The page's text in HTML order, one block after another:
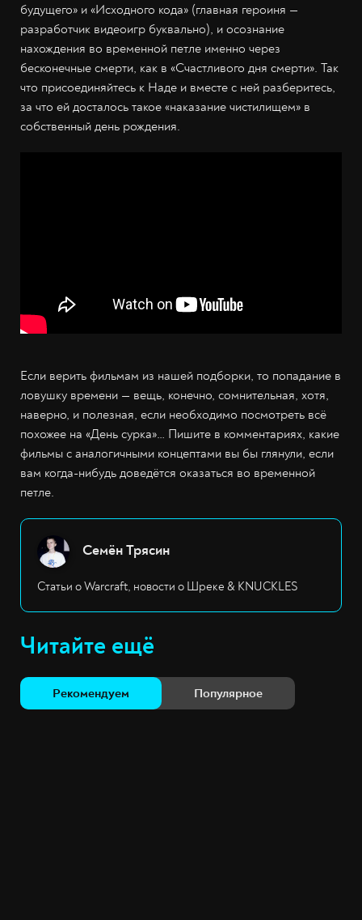
будущего» и «Исходного кода» (главная героиня —
разработчик видеоигр буквально), и осознание
нахождения во временной петле именно через
бесконечные смерти, как в «Счастливого дня смерти». Так
что присоединяйтесь к Наде и вместе с ней разберитесь,
за что ей досталось такое «наказание чистилищем» в
собственный день рождения.
Если верить фильмам из нашей подборки, то попадание в
ловушку времени — вещь, конечно, сомнительная, хотя,
наверно, и полезная, если необходимо посмотреть всё
похожее на «День сурка»… Пишите в комментариях, какие
фильмы с аналогичными концептами вы бы глянули, если
вам когда-нибудь доведётся оказаться во временной
петле.
Семён Трясин
Статьи о Warcraft, новости о Шреке & KNUCKLES
Читайте ещё
Рекомендуем Популярное